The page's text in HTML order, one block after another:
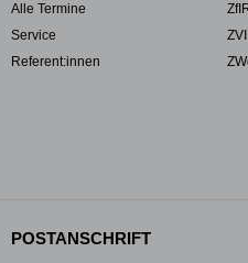
Alle Termine
Service
Referent:innen
ZVI
POSTANSCHRIFT